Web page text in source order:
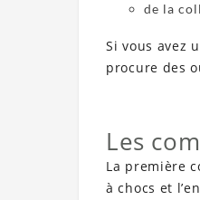
de la
Si vous avez
procure des
Les
La première
à chocs et